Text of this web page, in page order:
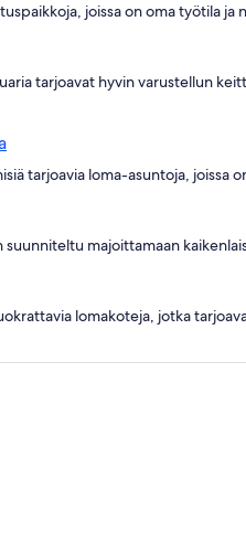
joissa on oma työtila
tarjoavat hyvin varustellun
tarjoavia loma-asuntoja, joissa
majoittamaan
lomakoteja, jotka